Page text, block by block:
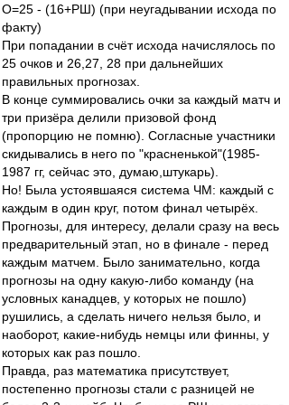
О=25 - (16+РШ) (при неугадывании исхода по
факту)
При попадании в счёт исхода начислялось по
25 очков и 26,27, 28 при дальнейших
правильных прогнозах.
В конце суммировались очки за каждый матч и
три призёра делили призовой фонд
(пропорцию не помню). Согласные участники
скидывались в него по "красненькой"(1985-
1987 гг, сейчас это, думаю,штукарь).
Но! Была устоявшаяся система ЧМ: каждый с
каждым в один круг, потом финал четырёх.
Прогнозы, для интересу, делали сразу на весь
предварительный этап, но в финале - перед
каждым матчем. Было занимательно, когда
прогнозы на одну какую-либо команду (на
условных канадцев, у которых не пошло)
рушились, а сделать ничего нельзя было, и
наоборот, какие-нибудь немцы или финны, у
которых как раз пошло.
Правда, раз математика присутствует,
постепенно прогнозы стали с разницей не